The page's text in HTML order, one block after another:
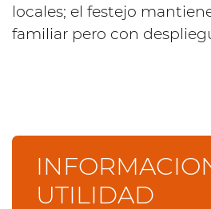
locales; el festejo
familiar pero con
UTILIDAD